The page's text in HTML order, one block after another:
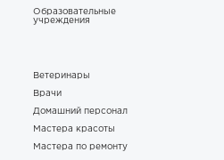
Образовательные
учреждения
Ветеринары
Врачи
Домашний персонал
Мастера красоты
Мастера по ремонту